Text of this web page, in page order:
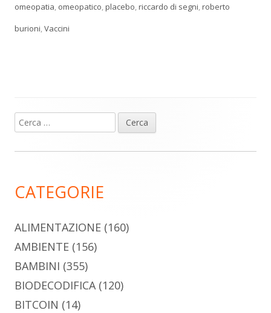
omeopatia, omeopatico,placebo,riccardo di segni,roberto
burioni,Vaccini
Barra
laterale
Ricerca
per:
CATEGORIE
ALIMENTAZIONE (160)
AMBIENTE (156)
BAMBINI (355)
BIODECODIFICA(120)
BITCOIN (14)